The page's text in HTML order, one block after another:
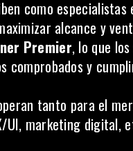
como
alcance y
Premier, lo que
comprobados y
tanto para el
UI, marketing digital,